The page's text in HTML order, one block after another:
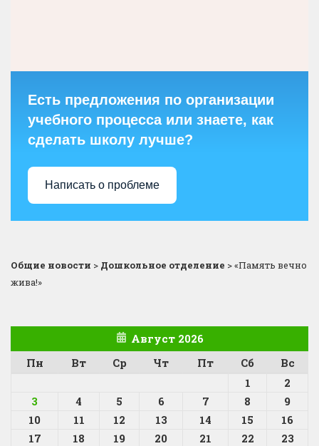
Есть предложения по организации
учебного процесса или знаете, как
сделать школу лучше?
Написать о проблеме
Общие новости > Дошкольное отделение >«Память вечно
жива!»
Август 2026
Пн
Вт Ср Чт Пт Сб
Вс
1
2
3
4 5 6 7 8
9
10
11 12 13 14 15
16
17
18 19 20 21 22
23